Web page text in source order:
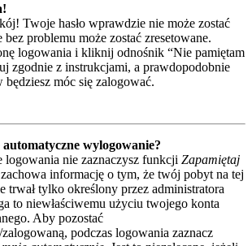
Twoje hasło wprawdzie nie może zostać
bez problemu może zostać zresetowane.
logowania i kliknij odnośnik “Nie pamiętam
zgodnie z instrukcjami, a prawdopodobnie
będziesz móc się zalogować.
wylogowanie?
logowania nie zaznaczysz funkcji Zapamiętaj
informację o tym, że twój pobyt na tej
trwał tylko określony przez administratora
to niewłaściwemu użyciu twojego konta
Aby pozostać
podczas logowania zaznacz